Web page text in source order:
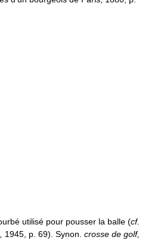
utilisé pour pousser la balle (cf.
1945, p. 69). Synon. crosse de golf,